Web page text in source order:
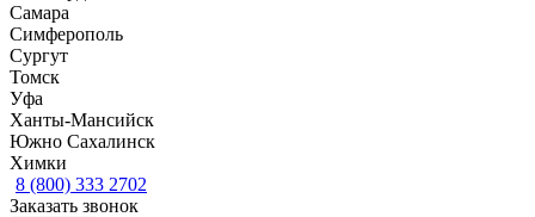
Самара
Симферополь
Сургут
Томск
Уфа
Ханты-Мансийск
Южно Сахалинск
Химки
8 (800) 333 2702
Заказать звонок